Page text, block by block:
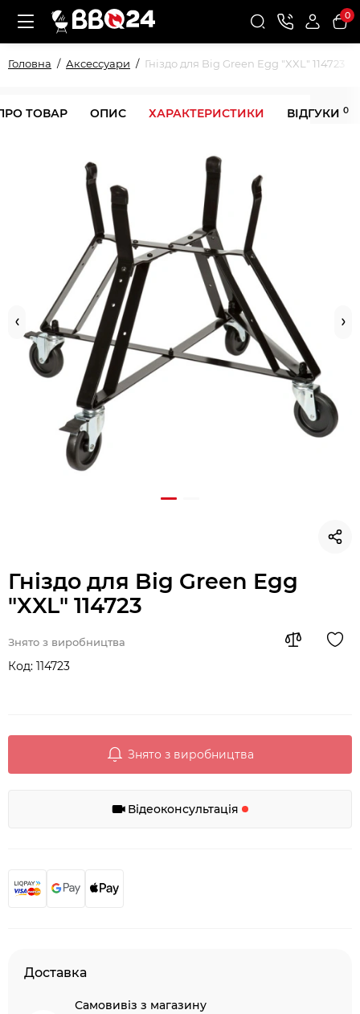
0
Головна Аксессуари Гніздо для Big Green Egg "XXL" 114723
ТОВАР ОПИС ХАРАКТЕРИСТИКИ ВІДГУКИ 0
Гніздо для Big Green Egg
"XXL" 114723
Знято з виробництва
Код: 114723
Знято з виробництва
Відеоконсультація
Доставка
Самовивіз з магазину